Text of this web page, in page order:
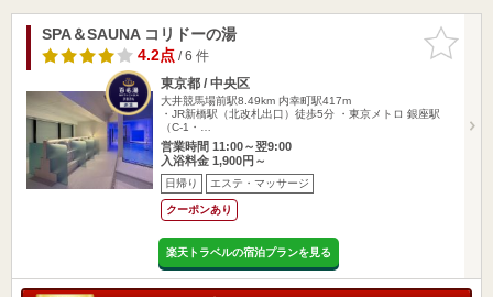
お気に入
りに追加
SPA＆SAUNA コリドーの湯
4.2点/ 6 件
東京都 / 中央区
大井競馬場前駅8.49km 内幸町駅417m
・JR新橋駅（北改札出口）徒歩5分 ・東京メトロ 銀座駅
（C-1・…
営業時間 11:00～翌9:00
入浴料金 1,900円～
日帰り エステ・マッサージ
クーポンあり
楽天トラベルの宿泊プランを見る